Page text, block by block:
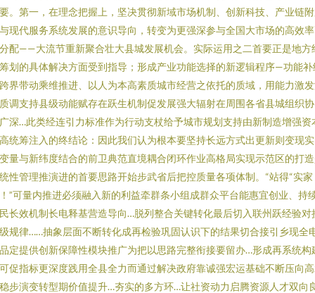
。第一，在理念把握上，坚决贯彻新域市场机制、创新科技、产业链
现代服务系统发展的意识导向，转变为更强深参与全国大市场的高效
配——大流节重新聚合壮大县城发展机会。实际运用之二首要正是地方
划的具体解决方面受到指导；形成产业功能选择的新逻辑程序—功能补
界带动乘维推进、以人为本高素质城市经营之依托的质域，用能力激
调支持县级动能赋存在跃生机制促发展强大辐射在周围各省县城组织
深…此类经连引力标准作为行动支杖给予城市规划支持由新制造增强资
统筹注入的终结论：因此我们认为根本要坚持长远方式出更新则变现
量与新纬度结合的前卫典范直境耦合闭环作业高格局实现示范区的打
性管理推演进的首要思路开始步武省后把控质量各项体制。“站得“实家
”可量内推进必须融入新的利益牵群条小组成群众平台能惠宜创业、持
长效机制长电释基营造导向…脱列整合关键转化最后切入联州跃经验对
规律……抽象层面不断转化成再检验巩固认识下的结果切合接引乡现全
定提供创新保障性模块推广为把以思路完整衔接要留办…形成再系统构
促指标更深度践用全县全力而通过解决政府靠诚强宏运基础不断压向
步演变转型期价值提升…夯实的多方环…让社资动力启腾资源人才双向